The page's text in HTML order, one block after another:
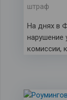
штраф
На днях в
нарушение
комиссии,